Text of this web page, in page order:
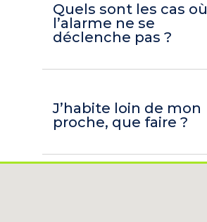
Quels sont les cas où
l’alarme ne se
déclenche pas ?
J’habite loin de mon
proche, que faire ?